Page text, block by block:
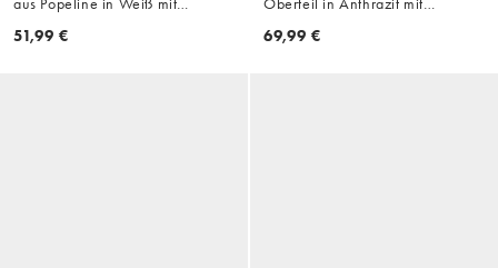
Flügelärmeln
51,99 €
plissierter Taille, Kombiteil
69,99 €